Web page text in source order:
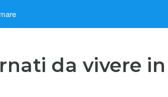
da vivere